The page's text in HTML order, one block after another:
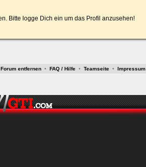
Bitte logge Dich ein um das Profil anzusehen!
entfernen • FAQ / Hilfe • Teamseite • Impressum